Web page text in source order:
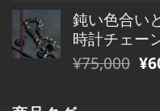
で
し
た。
で
価
格
は
の
価
格
鈍い色合い
時計チェー
元
価
¥75,000 現
¥